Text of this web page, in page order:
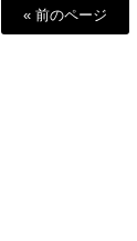
« 前のページ